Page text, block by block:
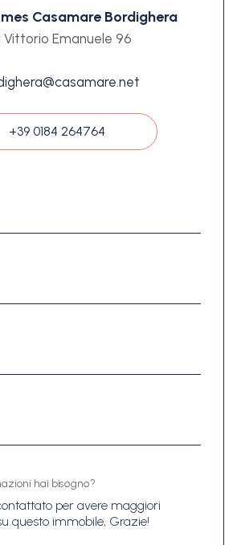
Casamare Bordighera
Vittorio Emanuele 96
+39 0184 264764
hai bisogno?